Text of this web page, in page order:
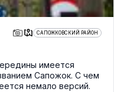
САПОЖКОВСКИЙ РАЙОН
имеется
Сапожок. С чем
немало версий.